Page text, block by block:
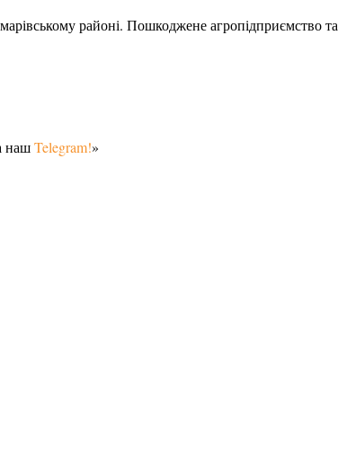
районі. Пошкоджене агропідприємство та
нашTelegram!»